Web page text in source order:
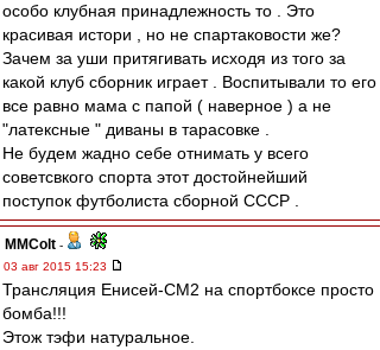
особо клубная принадлежность то . Это
красивая истори , но не спартаковости же?
Зачем за уши притягивать исходя из того за
какой клуб сборник играет . Воспитывали то его
все равно мама с папой ( наверное ) а не
"латексные " диваны в тарасовке .
Не будем жадно себе отнимать у всего
советсвкого спорта этот достойнейший
поступок футболиста сборной СССР .
MMColt -
03 авг 2015 15:23
Трансляция Енисей-СМ2 на спортбоксе просто
бомба!!!
Этож тэфи натуральное.